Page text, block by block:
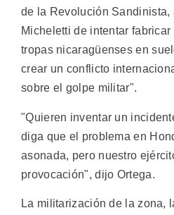
de la Revolución Sandinista,
Micheletti de intentar
tropas nicaragüenses en
crear un conflicto
sobre el golpe militar".
"Quieren inventar un
diga que el problema en
asonada, pero nuestro
provocación", dijo Ortega.
La militarización de la zona,